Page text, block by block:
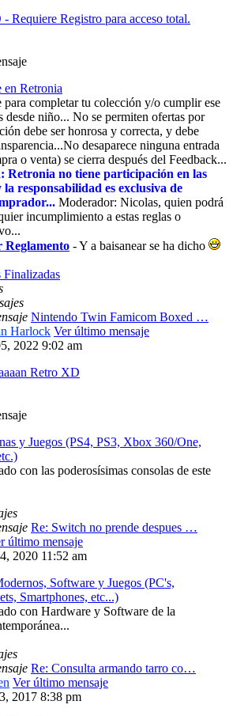
Requiere Registro para acceso total.
en Retronia
para completar tu colección y/o cumplir ese
desde niño... No se permiten ofertas por
debe ser honrosa y correcta, y debe
desaparece ninguna entrada
o venta) se cierra después del Feedback...
no tiene participación en las
la responsabilidad es exclusiva de
Moderador: Nicolas, quien podrá
incumplimiento a estas reglas o
Reglamento - Y a baisanear se ha dicho
Finalizadas
Nintendo Twin Famicom Boxed …
Harlock Ver último mensaje
2022 9:02 am
Retro XD
y Juegos (PS4, PS3, Xbox 360/One,
con las poderosísimas consolas de este
Re: Switch no prende despues …
último mensaje
2020 11:52 am
Software y Juegos (PC's,
Smartphones, etc...)
con Hardware y Software de la
Re: Consulta armando tarro co…
Ver último mensaje
2017 8:38 pm